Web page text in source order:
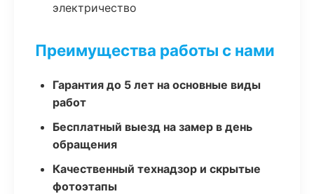
электричество
Преимущества работы с нами
Гарантия до 5 лет на основные виды
работ
Бесплатный выезд на замер в день
обращения
Качественный технадзор и скрытые
фотоэтапы